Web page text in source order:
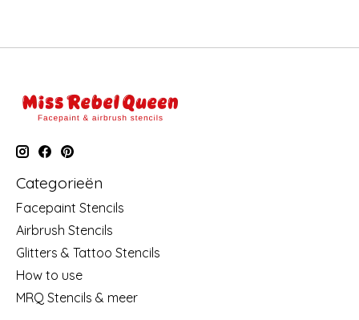
Categorieën
Facepaint Stencils
Airbrush Stencils
Glitters & Tattoo Stencils
How to use
MRQ Stencils & meer